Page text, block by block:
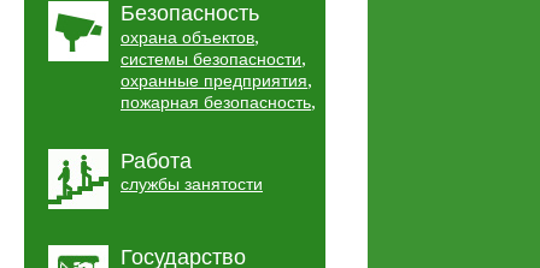
Безопасность
охрана объектов,
системы безопасности,
охранные предприятия,
пожарная безопасность,
Работа
службы занятости
Государство